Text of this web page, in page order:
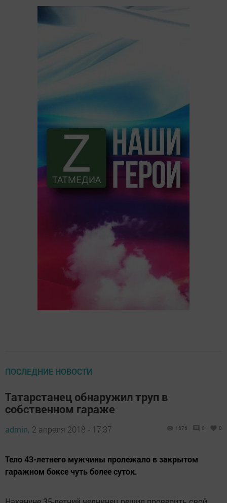
ПОСЛЕДНИЕ НОВОСТИ
Татарстанец обнаружил труп в
собственном гараже
admin, 2 апреля 2018 - 17:37 1676 0 0
Тело 43-летнего мужчины пролежало в закрытом
гаражном боксе чуть более суток.